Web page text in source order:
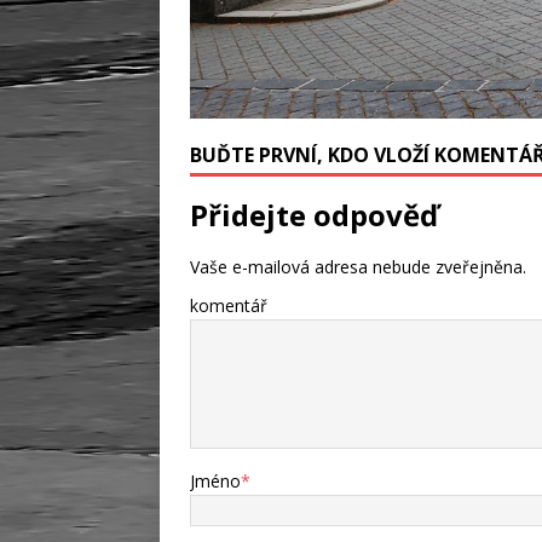
BUĎTE PRVNÍ, KDO VLOŽÍ
Přidejte odpověď
Vaše e-mailová adresa nebude zveřejněna.
komentář
Jméno*